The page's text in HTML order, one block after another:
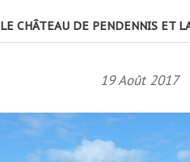
LE CHÂTEAU DE PENDENNIS ET
19 Août 2017